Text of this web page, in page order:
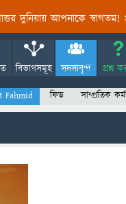
দুনিয়ায় আপনাকে স্বাগতম!
বিভাগসমূহ সদস্যবৃন্দ প্রশ্ন
Fahmid ফিড সাম্প্রতিক